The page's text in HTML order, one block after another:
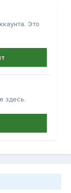
Это
здесь.